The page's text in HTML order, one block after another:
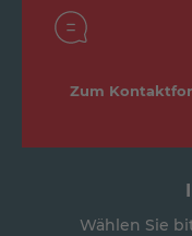
Zum
Wählen Sie